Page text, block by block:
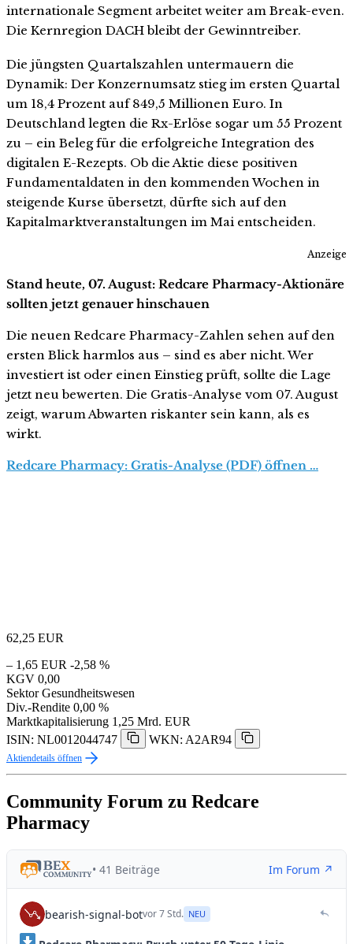
internationale Segment arbeitet weiter am Break-even.
Die Kernregion DACH bleibt der Gewinntreiber.
Die jüngsten Quartalszahlen untermauern die
Dynamik: Der Konzernumsatz stieg im ersten Quartal
um 18,4 Prozent auf 849,5 Millionen Euro. In
Deutschland legten die Rx-Erlöse sogar um 55 Prozent
zu – ein Beleg für die erfolgreiche Integration des
digitalen E-Rezepts. Ob die Aktie diese positiven
Fundamentaldaten in den kommenden Wochen in
steigende Kurse übersetzt, dürfte sich auf den
Kapitalmarktveranstaltungen im Mai entscheiden.
Anzeige
Stand heute, 07. August: Redcare Pharmacy-Aktionäre
sollten jetzt genauer hinschauen
Die neuen Redcare Pharmacy-Zahlen sehen auf den
ersten Blick harmlos aus – sind es aber nicht. Wer
investiert ist oder einen Einstieg prüft, sollte die Lage
jetzt neu bewerten. Die Gratis-Analyse vom 07. August
zeigt, warum Abwarten riskanter sein kann, als es
wirkt.
Redcare Pharmacy: Gratis-Analyse (PDF) öffnen …
62,25 EUR
– 1,65 EUR -2,58 %
KGV 0,00
Sektor Gesundheitswesen
Div.-Rendite 0,00 %
Marktkapitalisierung 1,25 Mrd. EUR
ISIN: NL0012044747
WKN: A2AR94
Aktiendetails öffnen
Community Forum zu Redcare
Pharmacy